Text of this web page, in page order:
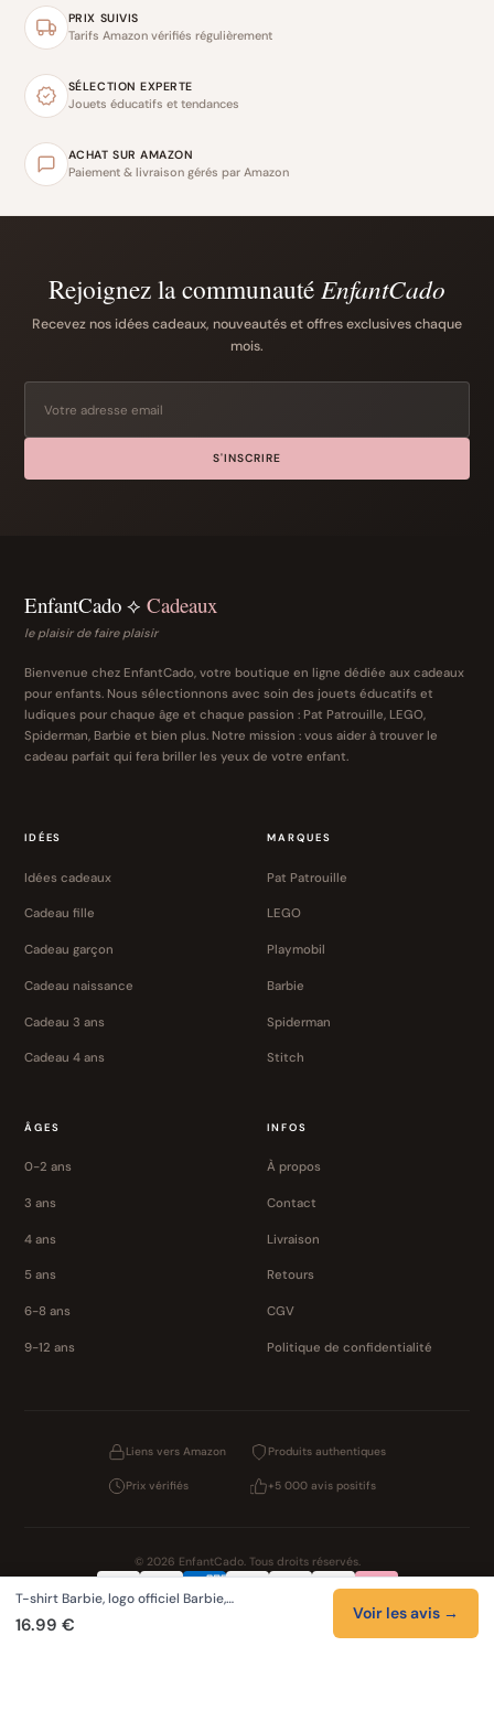
PRIX SUIVIS
Tarifs Amazon vérifiés régulièrement
SÉLECTION EXPERTE
Jouets éducatifs et tendances
ACHAT SUR AMAZON
Paiement & livraison gérés par Amazon
Rejoignez la communauté EnfantCado
Recevez nos idées cadeaux, nouveautés et offres exclusives chaque
mois.
S'INSCRIRE
EnfantCado ⟡ Cadeaux
le plaisir de faire plaisir
Bienvenue chez EnfantCado, votre boutique en ligne dédiée aux cadeaux
pour enfants. Nous sélectionnons avec soin des jouets éducatifs et
ludiques pour chaque âge et chaque passion : Pat Patrouille, LEGO,
Spiderman, Barbie et bien plus. Notre mission : vous aider à trouver le
cadeau parfait qui fera briller les yeux de votre enfant.
IDÉES
Idées cadeaux
Cadeau fille
Cadeau garçon
Cadeau naissance
Cadeau 3 ans
Cadeau 4 ans
MARQUES
Pat Patrouille
LEGO
Playmobil
Barbie
Spiderman
Stitch
ÂGES
0-2 ans
3 ans
4 ans
5 ans
6-8 ans
9-12 ans
INFOS
À propos
Contact
Livraison
Retours
CGV
Politique de confidentialité
Liens vers Amazon Produits authentiques
Prix vérifiés +5 000 avis positifs
© 2026 EnfantCado. Tous droits réservés.
ConfidentialitéCGVCookies Mentions légales
T-shirt Barbie, logo officiel Barbie,…
16.99 €
Voir les avis →